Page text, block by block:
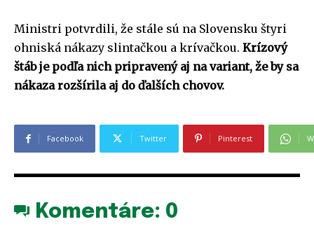
Ministri potvrdili, že stále sú na Slovensku štyri
ohniská nákazy slintačkou a krívačkou. Krízový
štáb je podľa nich pripravený aj na variant, že by sa
nákaza rozšírila aj do ďalších chovov.
Facebook Twitter Pinterest
Komentáre: 0